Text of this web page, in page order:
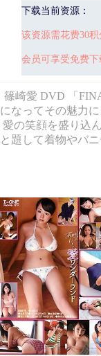
下载当前资源：
该资源需花费30
会员可享受免费下
篠崎愛 DVD 「
になってその魅力
愛の笑顔を盛り込
と題して着物やバ